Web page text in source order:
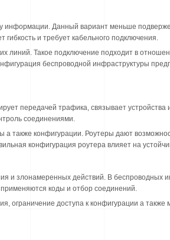
Данный вариант меньше
и требует кабельного подключения.
линий. Такое подключение подходит в
беспроводной инфраструктуры
передачей трафика, связывает устройства
соединениями.
также конфигурации. Роутеры дают
конфигурация роутера влияет на
и злонамеренных действий. В беспроводных
коды и отбор соединений.
доступа к конфигурации а также